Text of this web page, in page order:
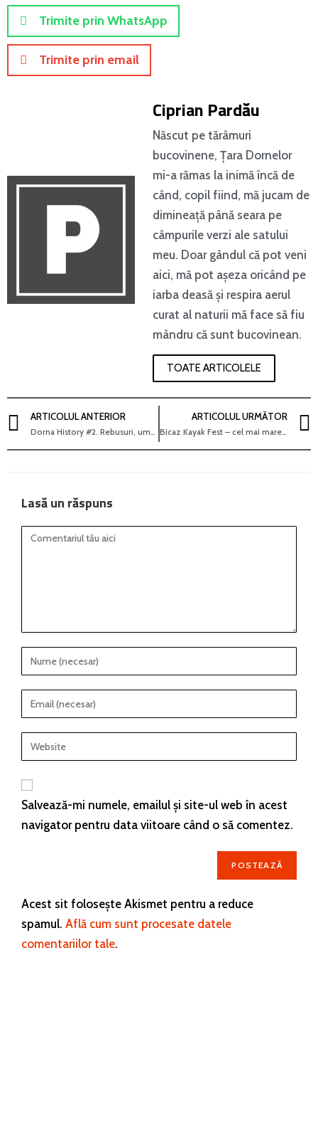
Trimite prin WhatsApp
Trimite prin email
Ciprian Pardău
Născut pe tărâmuri
bucovinene, Țara Dornelor
mi-a rămas la inimă încă de
când, copil fiind, mă jucam de
dimineață până seara pe
câmpurile verzi ale satului
meu. Doar gândul că pot veni
aici, mă pot așeza oricând pe
iarba deasă și respira aerul
curat al naturii mă face să fiu
mândru că sunt bucovinean.
TOATE ARTICOLELE
ARTICOLUL ANTERIOR
Dorna History #2. Rebusuri, umor și jocuri de cuvinte cu caracter bucovinean, publicate într-un ziar din 1986
ARTICOLUL URMĂTOR
Bicaz Kayak Fest – cel mai mare eveniment sportiv dedicat comunității caiaciste din România
Lasă un răspuns
Salvează-mi numele, emailul și site-ul web în acest
navigator pentru data viitoare când o să comentez.
Acest sit folosește Akismet pentru a reduce
spamul. Află cum sunt procesate datele
comentariilor tale.